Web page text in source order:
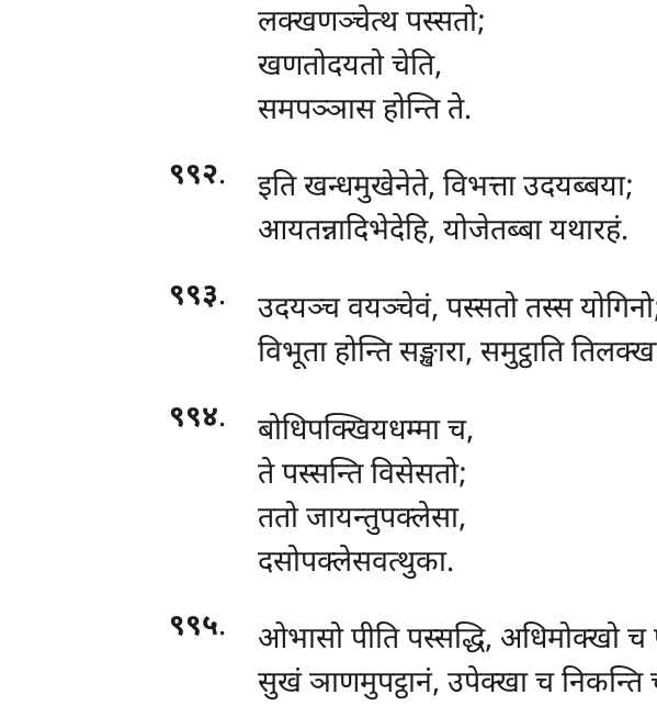
लक्खणञ्चेत्थ पस्सतो;
खणतोदयतो चेति,
समपञ्ञास होन्ति ते.
९९२.
इति खन्धमुखेनेते, विभत्ता उदयब्बया;
आयतन्नादिभेदेहि, योजेतब्बा यथारहं.
९९३.
उदयञ्च वयञ्चेवं, पस्सतो तस्स
विभूता होन्ति सङ्खारा, समुट्ठाति
९९४.
बोधिपक्खियधम्मा च,
ते पस्सन्ति विसेसतो;
ततो जायन्तुपक्लेसा,
दसोपक्लेसवत्थुका.
९९५.
ओभासो पीति पस्सद्धि, अधिमोक्खो च
सुखं ञाणमुपट्ठानं, उपेक्खा च निकन्ति